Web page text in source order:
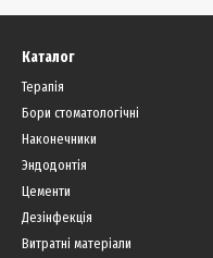
Каталог
Терапія
Бори стоматологічні
Наконечники
Эндодонтія
Цементи
Дезінфекція
Витратні матеріали